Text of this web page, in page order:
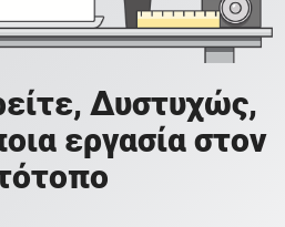
Δυστυχώς,
εργασία στον